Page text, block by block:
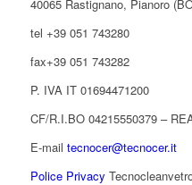
40065 Rastignano, Pianoro
tel +39 051 743280
fax+39 051 743282
P. IVA IT 01694471200
CF/R.I.BO 04215550379 –
E-mail tecnocer@tecnocer.it
Police Privacy